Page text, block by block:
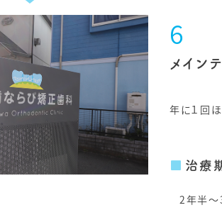
メイン
年に１回
治療
2年半〜